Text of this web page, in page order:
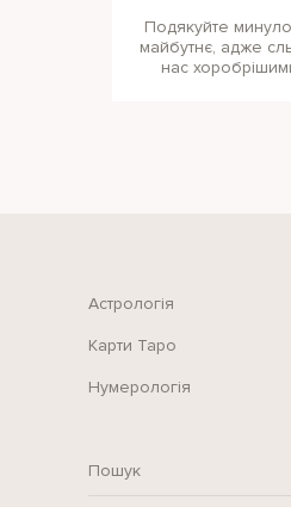
Подякуйте
майбутнє, адже
нас
Астрологія
Карти Таро
Нумерологія